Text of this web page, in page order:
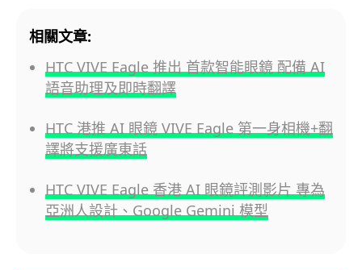
相關文章:
HTC VIVE Eagle 推出 首款智能眼鏡 配備 AI
語音助理及即時翻譯
HTC 港推 AI 眼鏡 VIVE Eagle 第一身相機+翻
譯將支援廣東話
HTC VIVE Eagle 香港 AI 眼鏡評測影片 專為
亞洲人設計、Google Gemini 模型